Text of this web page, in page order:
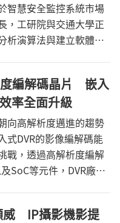
智慧安全監控系統市場
，工研院與交通大學正
析演算法與建立軟體驗
編解碼晶片 嵌入
率全面升級
向高解析度邁進的趨勢
式DVR的影像編解碼能
戰，透過高解析度編解
SoC等元件，DVR廠商
威 IP攝影機影提